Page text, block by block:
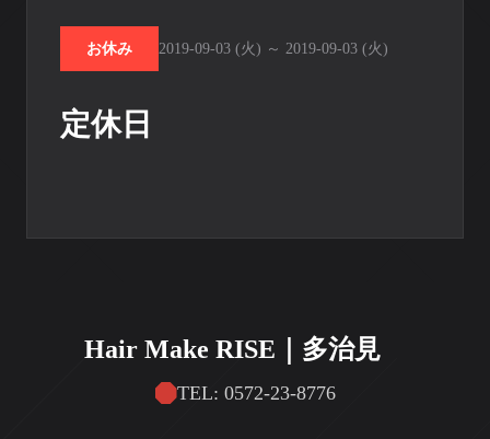
お休み 2019-09-03 (火) ～ 2019-09-03 (火)
定休日
Hair Make RISE｜多治見
TEL: 0572-23-8776